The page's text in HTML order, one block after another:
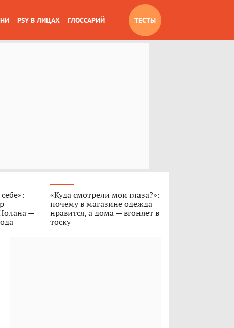
PSY В ЛИЦАХ ГЛОССАРИЙ ТЕСТЫ
—
«Куда смотрели мои глаза?»:
почему в магазине одежда
нравится, а дома — вгоняет в
тоску